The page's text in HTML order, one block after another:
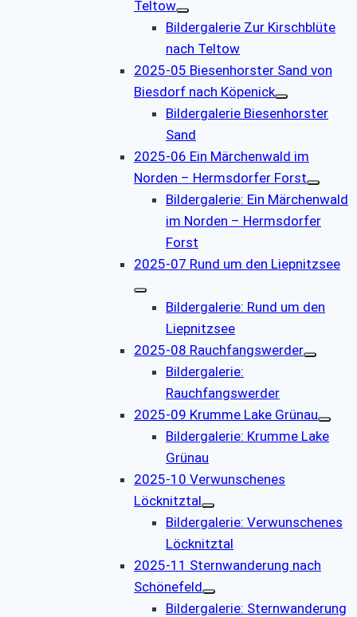
Teltow
Bildergalerie Zur Kirschblüte
nach Teltow
2025-05 Biesenhorster Sand von
Biesdorf nach Köpenick
Bildergalerie Biesenhorster
Sand
2025-06 Ein Märchenwald im
Norden – Hermsdorfer Forst
Bildergalerie: Ein Märchenwald
im Norden – Hermsdorfer
Forst
2025-07 Rund um den Liepnitzsee
Bildergalerie: Rund um den
Liepnitzsee
2025-08 Rauchfangswerder
Bildergalerie:
Rauchfangswerder
2025-09 Krumme Lake Grünau
Bildergalerie: Krumme Lake
Grünau
2025-10 Verwunschenes
Löcknitztal
Bildergalerie: Verwunschenes
Löcknitztal
2025-11 Sternwanderung nach
Schönefeld
Bildergalerie: Sternwanderung